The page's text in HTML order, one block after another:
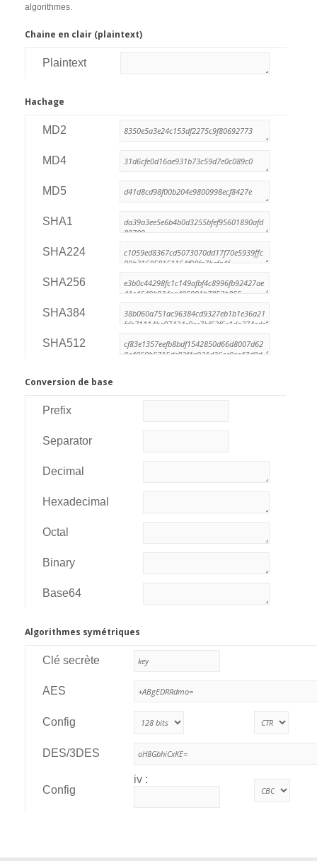
algorithmes.
Chaine en clair (plaintext)
Plaintext
Hachage
MD2
MD4
MD5
SHA1
SHA224
SHA256
SHA384
SHA512
Conversion de base
Prefix
Separator
Decimal
Hexadecimal
Octal
Binary
Base64
Algorithmes symétriques
Clé secrète
AES
Config
DES/3DES
Config
iv :